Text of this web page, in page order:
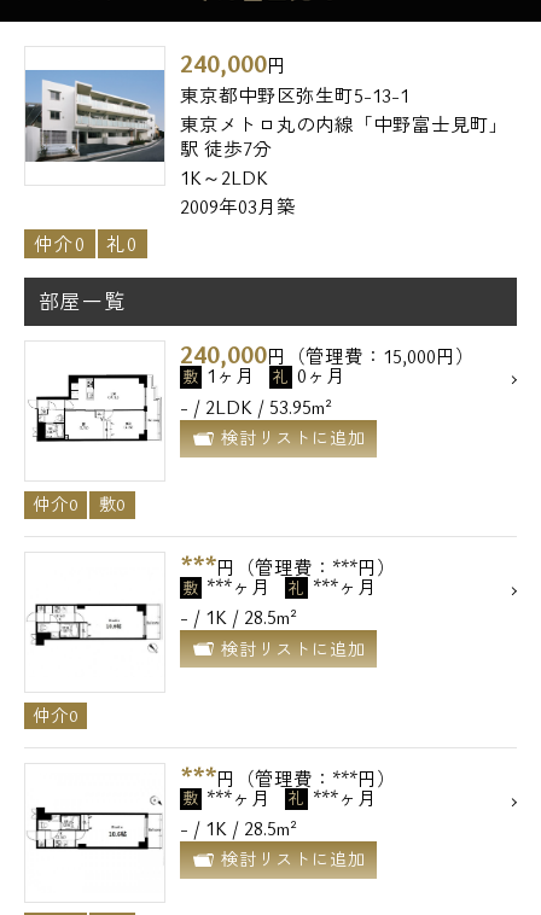
240,000円
東京都中野区弥生町5-13-1
東京メトロ丸の内線「中野富士見町」
駅 徒歩7分
1K～2LDK
2009年03月築
仲介0
礼0
部屋一覧
240,000円（管理費：15,000円）
敷 1ヶ月 礼 0ヶ月
- / 2LDK / 53.95m²
検討リストに追加
仲介0 敷0
***円（管理費：***円）
敷 ***ヶ月 礼 ***ヶ月
- / 1K / 28.5m²
検討リストに追加
仲介0
***円（管理費：***円）
敷 ***ヶ月 礼 ***ヶ月
- / 1K / 28.5m²
検討リストに追加